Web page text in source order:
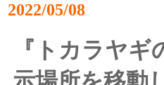
2022/05/08
『トカラヤ